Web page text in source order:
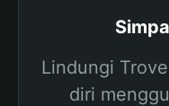
Lindungi
diri